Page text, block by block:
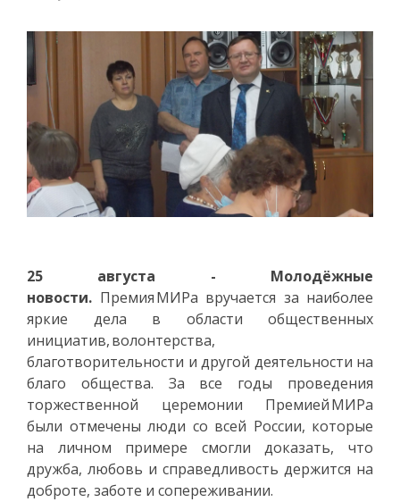
25 августа - Молодёжные
новости. Премия МИРа вручается за наиболее
яркие дела в области общественных
инициатив, волонтерства,
благотворительности и другой деятельности на
благо общества. За все годы проведения
торжественной церемонии Премией МИРа
были отмечены люди со всей России, которые
на личном примере смогли доказать, что
дружба, любовь и справедливость держится на
доброте, заботе и сопереживании.